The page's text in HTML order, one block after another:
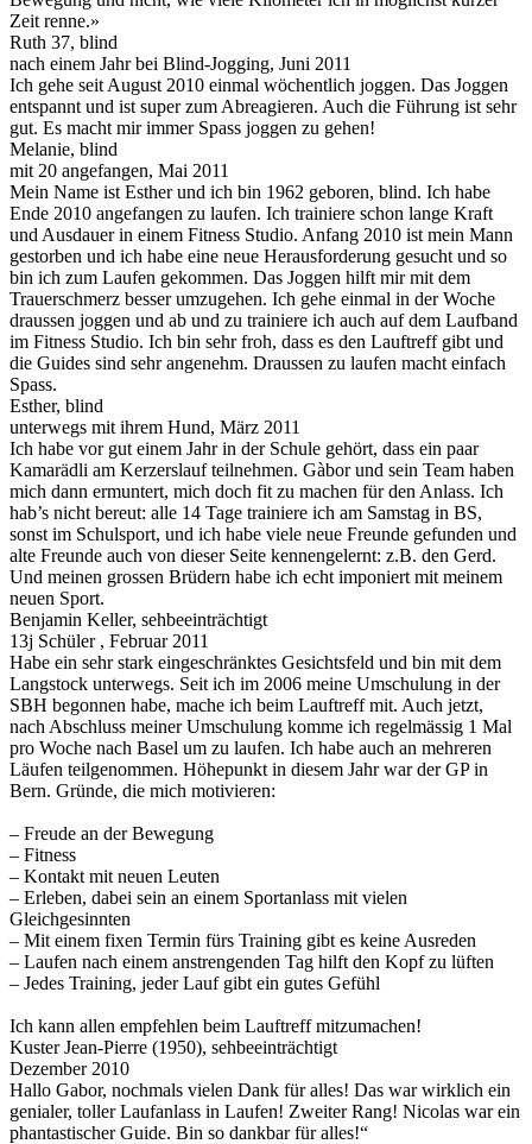
Zeit renne.»
Ruth 37, blind
nach einem Jahr bei Blind-Jogging, Juni 2011
Ich gehe seit August 2010 einmal wöchentlich joggen. Das Joggen
entspannt und ist super zum Abreagieren. Auch die Führung ist sehr
gut. Es macht mir immer Spass joggen zu gehen!
Melanie, blind
mit 20 angefangen, Mai 2011
Mein Name ist Esther und ich bin 1962 geboren, blind. Ich habe
Ende 2010 angefangen zu laufen. Ich trainiere schon lange Kraft
und Ausdauer in einem Fitness Studio. Anfang 2010 ist mein Mann
gestorben und ich habe eine neue Herausforderung gesucht und so
bin ich zum Laufen gekommen. Das Joggen hilft mir mit dem
Trauerschmerz besser umzugehen. Ich gehe einmal in der Woche
draussen joggen und ab und zu trainiere ich auch auf dem Laufband
im Fitness Studio. Ich bin sehr froh, dass es den Lauftreff gibt und
die Guides sind sehr angenehm. Draussen zu laufen macht einfach
Spass.
Esther, blind
unterwegs mit ihrem Hund, März 2011
Ich habe vor gut einem Jahr in der Schule gehört, dass ein paar
Kamarädli am Kerzerslauf teilnehmen. Gàbor und sein Team haben
mich dann ermuntert, mich doch fit zu machen für den Anlass. Ich
hab’s nicht bereut: alle 14 Tage trainiere ich am Samstag in BS,
sonst im Schulsport, und ich habe viele neue Freunde gefunden und
alte Freunde auch von dieser Seite kennengelernt: z.B. den Gerd.
Und meinen grossen Brüdern habe ich echt imponiert mit meinem
neuen Sport.
Benjamin Keller, sehbeeinträchtigt
13j Schüler , Februar 2011
Habe ein sehr stark eingeschränktes Gesichtsfeld und bin mit dem
Langstock unterwegs. Seit ich im 2006 meine Umschulung in der
SBH begonnen habe, mache ich beim Lauftreff mit. Auch jetzt,
nach Abschluss meiner Umschulung komme ich regelmässig 1 Mal
pro Woche nach Basel um zu laufen. Ich habe auch an mehreren
Läufen teilgenommen. Höhepunkt in diesem Jahr war der GP in
Bern. Gründe, die mich motivieren:
– Freude an der Bewegung
– Fitness
– Kontakt mit neuen Leuten
– Erleben, dabei sein an einem Sportanlass mit vielen
Gleichgesinnten
– Mit einem fixen Termin fürs Training gibt es keine Ausreden
– Laufen nach einem anstrengenden Tag hilft den Kopf zu lüften
– Jedes Training, jeder Lauf gibt ein gutes Gefühl
Ich kann allen empfehlen beim Lauftreff mitzumachen!
Kuster Jean-Pierre (1950), sehbeeinträchtigt
Dezember 2010
Hallo Gabor, nochmals vielen Dank für alles! Das war wirklich ein
genialer, toller Laufanlass in Laufen! Zweiter Rang! Nicolas war ein
phantastischer Guide. Bin so dankbar für alles!“